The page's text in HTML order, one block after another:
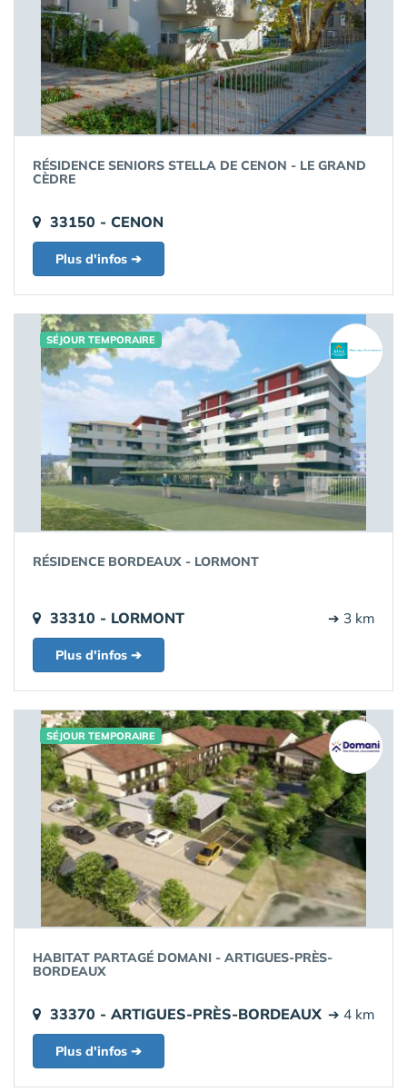
RÉSIDENCE SENIORS STELLA DE CENON - LE GRAND
CÈDRE
33150 - CENON
Plus d'infos ➔
SÉJOUR TEMPORAIRE
RÉSIDENCE BORDEAUX - LORMONT
33310 - LORMONT ➔ 3 km
Plus d'infos ➔
SÉJOUR TEMPORAIRE
HABITAT PARTAGÉ DOMANI - ARTIGUES-PRÈS-
BORDEAUX
33370 - ARTIGUES-PRÈS-BORDEAUX ➔ 4 km
Plus d'infos ➔